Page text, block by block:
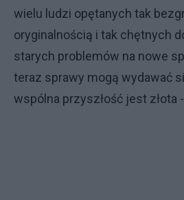
wielu ludzi opętanych tak
oryginalnością i tak chętnych
starych problemów na nowe
teraz sprawy mogą wydawać
wspólna przyszłość jest złota